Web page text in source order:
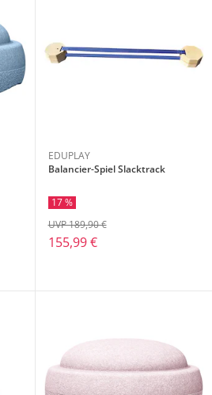
EDUPLAY
Balancier-Spiel Slacktrack
17 %
155,99 €
UVP 189,90 €